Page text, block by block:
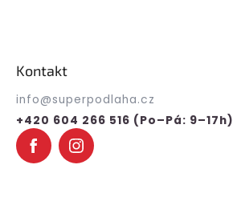
Kontakt
info@superpodlaha.cz
+420 604 266 516 (Po–Pá: 9–17h)